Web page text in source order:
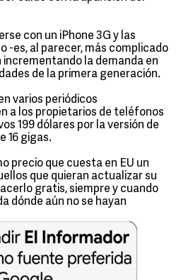
con un iPhone 3G y las
-es, al parecer, más complicado
la demanda en
de la primera generación.
varios periódicos
a los propietarios de teléfonos
199 dólares por la versión de
16 gigas.
precio que cuesta en EU un
que quieran actualizar su
gratis, siempre y cuando
dónde aún no se hayan